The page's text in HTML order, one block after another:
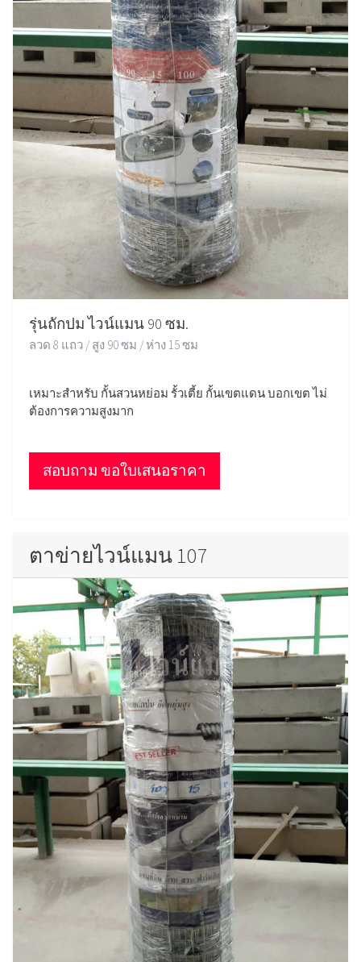
รุ่นถักปม ไวน์แมน 90 ซม.
ลวด 8 แถว / สูง 90 ซม / ห่าง 15 ซม
เหมาะสำหรับ กั้นสวนหย่อม รั้วเตี้ย กั้นเขตแดน บอกเขต ไม่
ต้องการความสูงมาก
สอบถาม ขอใบเสนอราคา
ตาข่ายไวน์แมน 107